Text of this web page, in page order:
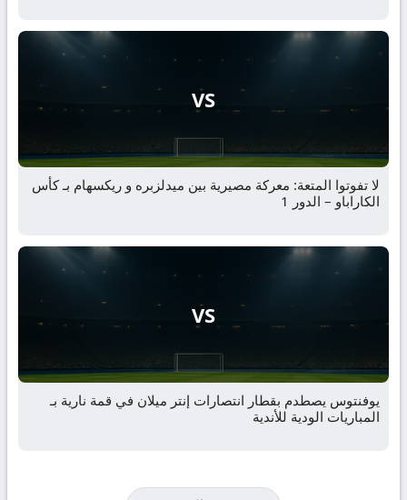
VS
لا تفوتوا المتعة: معركة مصيرية بين ميدلزبره و ريكسهام بـ كأس
الكاراباو – الدور 1
VS
يوفنتوس يصطدم بقطار انتصارات إنتر ميلان في قمة نارية بـ
المباريات الودية للأندية